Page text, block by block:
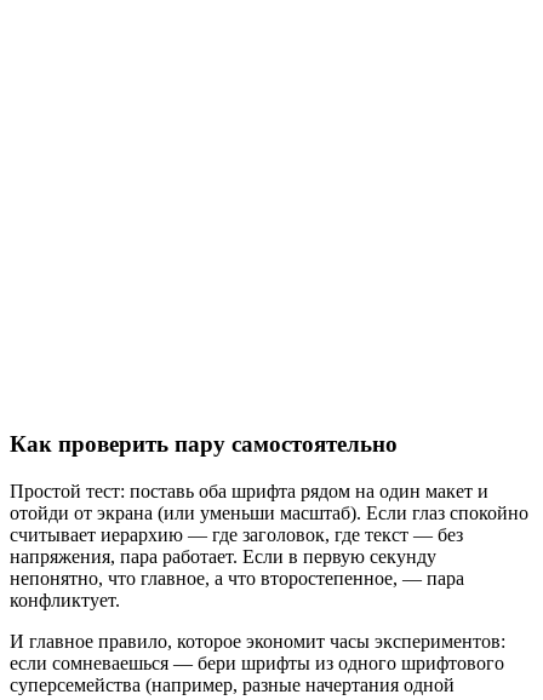
Каĸ проверить пару самостоятельно
Простой тест: поставь оба шрифта рядом на один макет и
отойди от экрана (или уменьши масштаб). Если глаз спокойно
считывает иерархию — где заголовок, где текст — без
напряжения, пара работает. Если в первую секунду
непонятно, что главное, а что второстепенное, — пара
конфликтует.
И главное правило, которое экономит часы экспериментов:
если сомневаешься — бери шрифты из одного шрифтового
суперсемейства (например, разные начертания одной